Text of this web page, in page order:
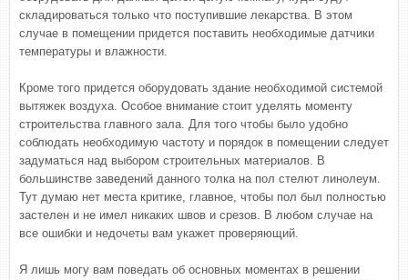
складироваться только что поступившие лекарства. В этом
случае в помещении придется поставить необходимые датчики
температуры и влажности.
Кроме того придется оборудовать здание необходимой системой
вытяжек воздуха. Особое внимание стоит уделять моменту
строительства главного зала. Для того чтобы было удобно
соблюдать необходимую частоту и порядок в помещении следует
задуматься над выбором строительных материалов. В
большинстве заведений данного толка на пол стелют линолеум.
Тут думаю нет места критике, главное, чтобы пол был полностью
застелен и не имел никаких швов и срезов. В любом случае на
все ошибки и недочеты вам укажет проверяющий.
Я лишь могу вам поведать об основных моментах в решении